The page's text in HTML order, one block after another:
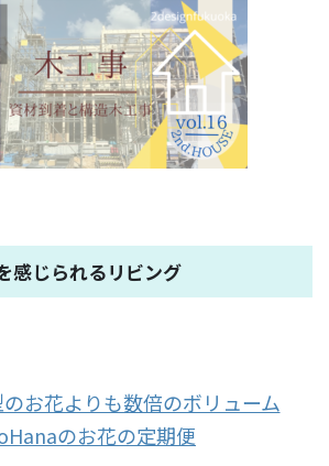
感じられるリビング
お花よりも数倍のボリューム
のお花の定期便